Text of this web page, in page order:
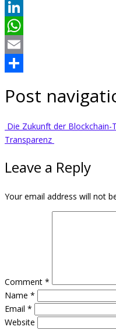
Twitter
LinkedIn
WhatsApp
Email
Post
Die Zukunft der Blockchain-
Transparenz
Leave a Reply
Your email address will not
Comment *
Name *
Email *
Website